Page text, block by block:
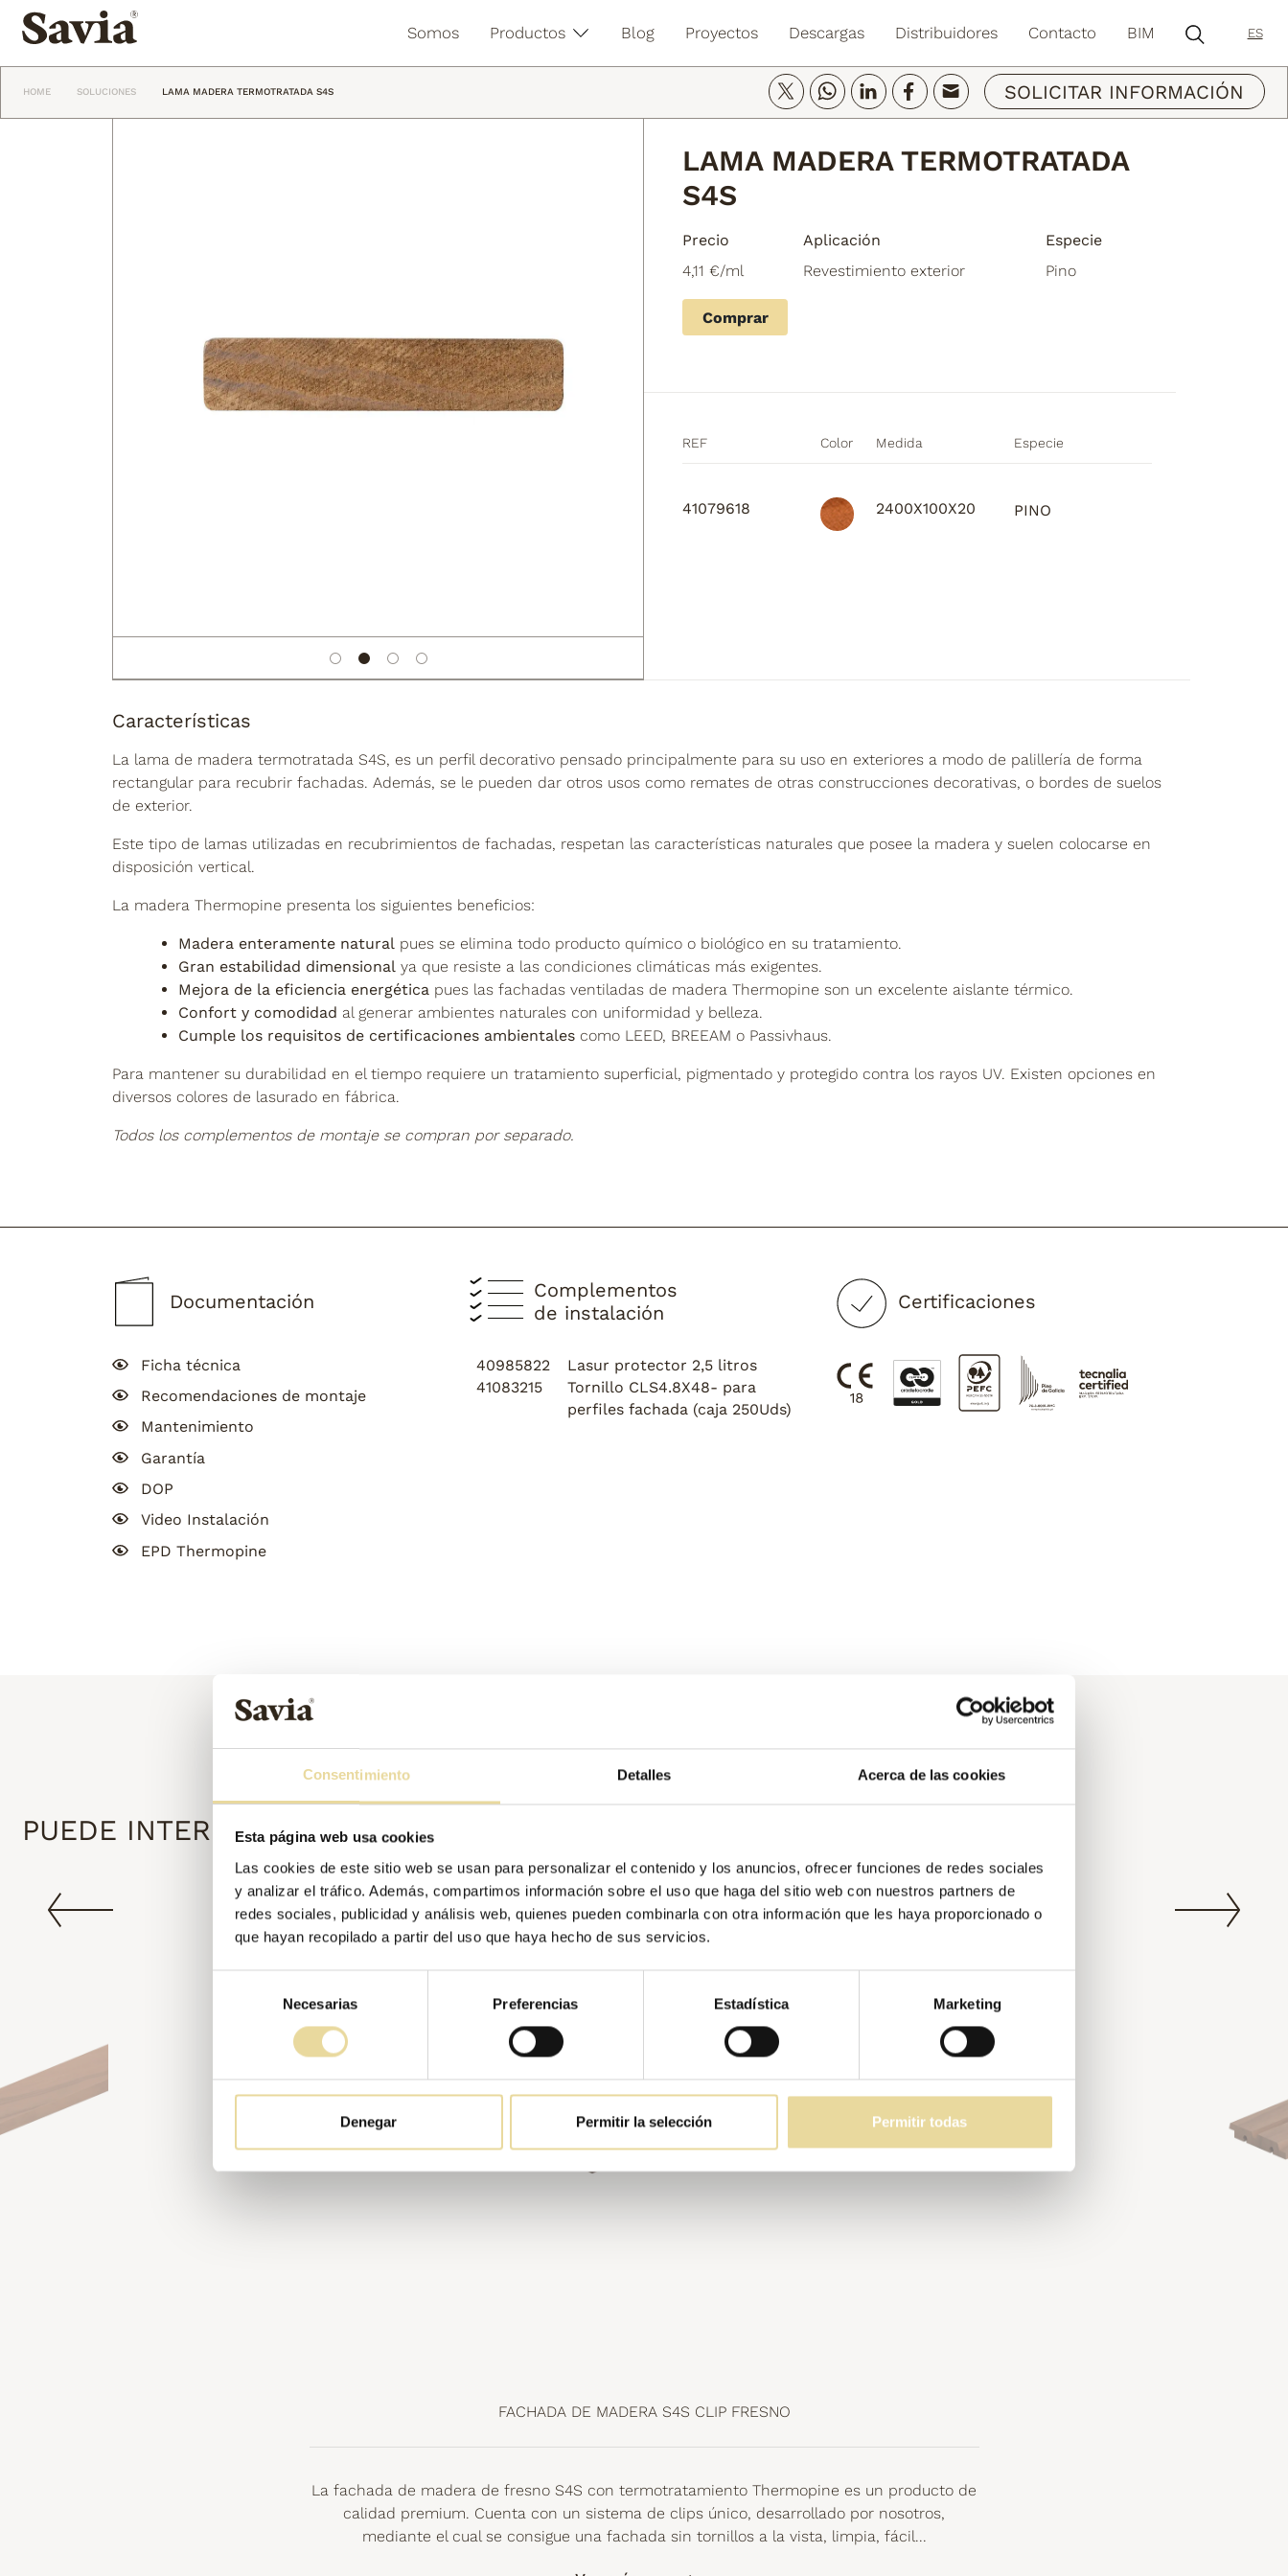
Consentimiento Detalles Acerca de las cookies
Esta página web usa cookies
Las cookies de este sitio web se usan para personalizar el contenido y los anuncios, ofrecer funciones de redes sociales
y analizar el tráfico. Además, compartimos información sobre el uso que haga del sitio web con nuestros partners de
redes sociales, publicidad y análisis web, quienes pueden combinarla con otra información que les haya proporcionado o
que hayan recopilado a partir del uso que haya hecho de sus servicios.
consentimiento
Necesarias Preferencias Estadística Marketing
Denegar Permitir la selección Permitir todas
Somos Productos Blog Proyectos Descargas Distribuidores Contacto BIM ES
HOME SOLUCIONES LAMA MADERA TERMOTRATADA S4S SOLICITAR INFORMACIÓN
LAMA MADERA TERMOTRATADA
S4S
Precio
4,11 €/ml
Aplicación
Revestimiento exterior
Especie
Pino
Comprar
REF Color Medida Especie
41079618 2400X100X20 PINO
Características
La lama de madera termotratada S4S, es un perfil decorativo pensado principalmente para su uso en exteriores a modo de palillería de forma
rectangular para recubrir fachadas. Además, se le pueden dar otros usos como remates de otras construcciones decorativas, o bordes de suelos
de exterior.
Este tipo de lamas utilizadas en recubrimientos de fachadas, respetan las características naturales que posee la madera y suelen colocarse en
disposición vertical.
La madera Thermopine presenta los siguientes beneficios:
Madera enteramente natural pues se elimina todo producto químico o biológico en su tratamiento.
Gran estabilidad dimensional ya que resiste a las condiciones climáticas más exigentes.
Mejora de la eficiencia energética pues las fachadas ventiladas de madera Thermopine son un excelente aislante térmico.
Confort y comodidad al generar ambientes naturales con uniformidad y belleza.
Cumple los requisitos de certificaciones ambientales como LEED, BREEAM o Passivhaus.
Para mantener su durabilidad en el tiempo requiere un tratamiento superficial, pigmentado y protegido contra los rayos UV. Existen opciones en
diversos colores de lasurado en fábrica.
Todos los complementos de montaje se compran por separado.
Documentación
Ficha técnica
Recomendaciones de montaje
Mantenimiento
Garantía
DOP
Video Instalación
EPD Thermopine
Complementos
de instalación
40985822
Lasur protector 2,5 litros
41083215
Tornillo CLS4.8X48- para
perfiles fachada (caja 250Uds)
Certificaciones
PUEDE INTERESARTE
FACHADA DE MADERA S4S CLIP FRESNO
La fachada de madera de fresno S4S con termotratamiento Thermopine es un producto de
calidad premium. Cuenta con un sistema de clips único, desarrollado por nosotros,
mediante el cual se consigue una fachada sin tornillos a la vista, limpia, fácil...